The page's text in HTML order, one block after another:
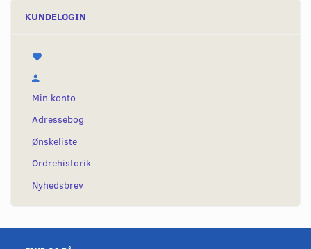
KUNDELOGIN
Min konto
Adressebog
Ønskeliste
Ordrehistorik
Nyhedsbrev